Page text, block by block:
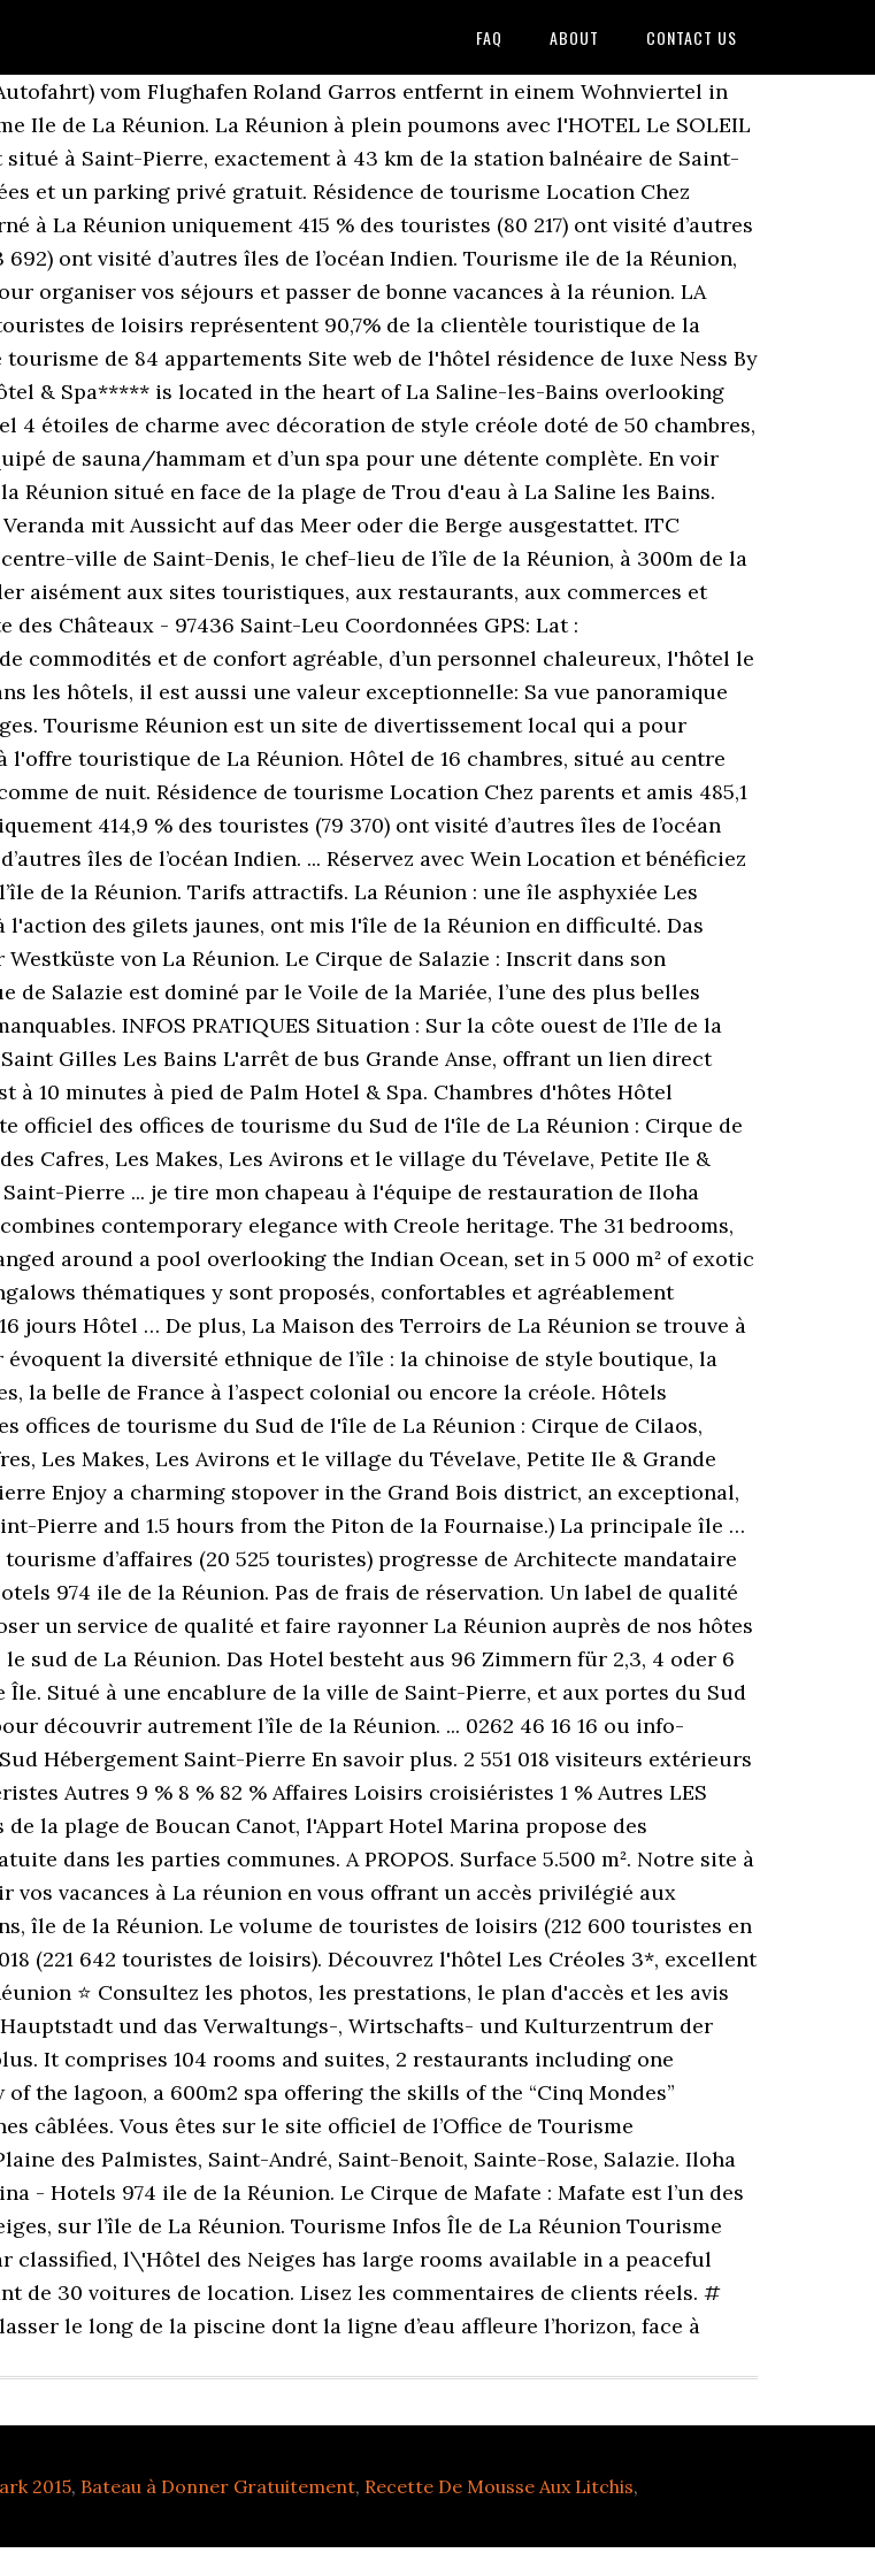
FAQ ABOUT CONTACT US
vom Flughafen Roland Garros entfernt in einem Wohnviertel in
Ile de La Réunion. La Réunion à plein poumons avec l'HOTEL Le SOLEIL
situé à Saint-Pierre, exactement à 43 km de la station balnéaire de Saint-
et un parking privé gratuit. Résidence de tourisme Location Chez
à La Réunion uniquement 415 % des touristes (80 217) ont visité d’autres
ont visité d’autres îles de l’océan Indien. Tourisme ile de la Réunion,
organiser vos séjours et passer de bonne vacances à la réunion. LA
touristes de loisirs représentent 90,7% de la clientèle touristique de la
de 84 appartements Site web de l'hôtel résidence de luxe Ness By
& Spa***** is located in the heart of La Saline-les-Bains overlooking
4 étoiles de charme avec décoration de style créole doté de 50 chambres,
de sauna/hammam et d’un spa pour une détente complète. En voir
Réunion situé en face de la plage de Trou d'eau à La Saline les Bains.
mit Aussicht auf das Meer oder die Berge ausgestattet. ITC
ville de Saint-Denis, le chef-lieu de l’île de la Réunion, à 300m de la
aisément aux sites touristiques, aux restaurants, aux commerces et
Châteaux - 97436 Saint-Leu Coordonnées GPS: Lat :
de commodités et de confort agréable, d’un personnel chaleureux, l'hôtel le
les hôtels, il est aussi une valeur exceptionnelle: Sa vue panoramique
Tourisme Réunion est un site de divertissement local qui a pour
touristique de La Réunion. Hôtel de 16 chambres, situé au centre
de nuit. Résidence de tourisme Location Chez parents et amis 485,1
414,9 % des touristes (79 370) ont visité d’autres îles de l’océan
îles de l’océan Indien. ... Réservez avec Wein Location et bénéficiez
de la Réunion. Tarifs attractifs. La Réunion : une île asphyxiée Les
des gilets jaunes, ont mis l'île de la Réunion en difficulté. Das
von La Réunion. Le Cirque de Salazie : Inscrit dans son
Salazie est dominé par le Voile de la Mariée, l’une des plus belles
INFOS PRATIQUES Situation : Sur la côte ouest de l’Ile de la
Gilles Les Bains L'arrêt de bus Grande Anse, offrant un lien direct
10 minutes à pied de Palm Hotel & Spa. Chambres d'hôtes Hôtel
officiel des offices de tourisme du Sud de l'île de La Réunion : Cirque de
Cafres, Les Makes, Les Avirons et le village du Tévelave, Petite Ile &
Pierre ... je tire mon chapeau à l'équipe de restauration de Iloha
contemporary elegance with Creole heritage. The 31 bedrooms,
around a pool overlooking the Indian Ocean, set in 5 000 m² of exotic
thématiques y sont proposés, confortables et agréablement
jours Hôtel … De plus, La Maison des Terroirs de La Réunion se trouve à
la diversité ethnique de l’île : la chinoise de style boutique, la
la belle de France à l’aspect colonial ou encore la créole. Hôtels
offices de tourisme du Sud de l'île de La Réunion : Cirque de Cilaos,
Les Makes, Les Avirons et le village du Tévelave, Petite Ile & Grande
Enjoy a charming stopover in the Grand Bois district, an exceptional,
Pierre and 1.5 hours from the Piton de la Fournaise.) La principale île …
d’affaires (20 525 touristes) progresse de Architecte mandataire
974 ile de la Réunion. Pas de frais de réservation. Un label de qualité
un service de qualité et faire rayonner La Réunion auprès de nos hôtes
de La Réunion. Das Hotel besteht aus 96 Zimmern für 2,3, 4 oder 6
Situé à une encablure de la ville de Saint-Pierre, et aux portes du Sud
découvrir autrement l’île de la Réunion. ... 0262 46 16 16 ou info-
Hébergement Saint-Pierre En savoir plus. 2 551 018 visiteurs extérieurs
Autres 9 % 8 % 82 % Affaires Loisirs croisiéristes 1 % Autres LES
de la plage de Boucan Canot, l'Appart Hotel Marina propose des
dans les parties communes. A PROPOS. Surface 5.500 m². Notre site à
vacances à La réunion en vous offrant un accès privilégié aux
île de la Réunion. Le volume de touristes de loisirs (212 600 touristes en
(221 642 touristes de loisirs). Découvrez l'hôtel Les Créoles 3*, excellent
⭐ Consultez les photos, les prestations, le plan d'accès et les avis
und das Verwaltungs-, Wirtschafts- und Kulturzentrum der
It comprises 104 rooms and suites, 2 restaurants including one
the lagoon, a 600m2 spa offering the skills of the “Cinq Mondes”
câblées. Vous êtes sur le site officiel de l’Office de Tourisme
des Palmistes, Saint-André, Saint-Benoit, Sainte-Rose, Salazie. Iloha
- Hotels 974 ile de la Réunion. Le Cirque de Mafate : Mafate est l’un des
sur l’île de La Réunion. Tourisme Infos Île de La Réunion Tourisme
classified, l\'Hôtel des Neiges has large rooms available in a peaceful
de 30 voitures de location. Lisez les commentaires de clients réels. #
le long de la piscine dont la ligne d’eau affleure l’horizon, face à
2015, Bateau à Donner Gratuitement, Recette De Mousse Aux Litchis,